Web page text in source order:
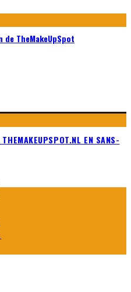
de TheMakeUpSpot
EN SANS-